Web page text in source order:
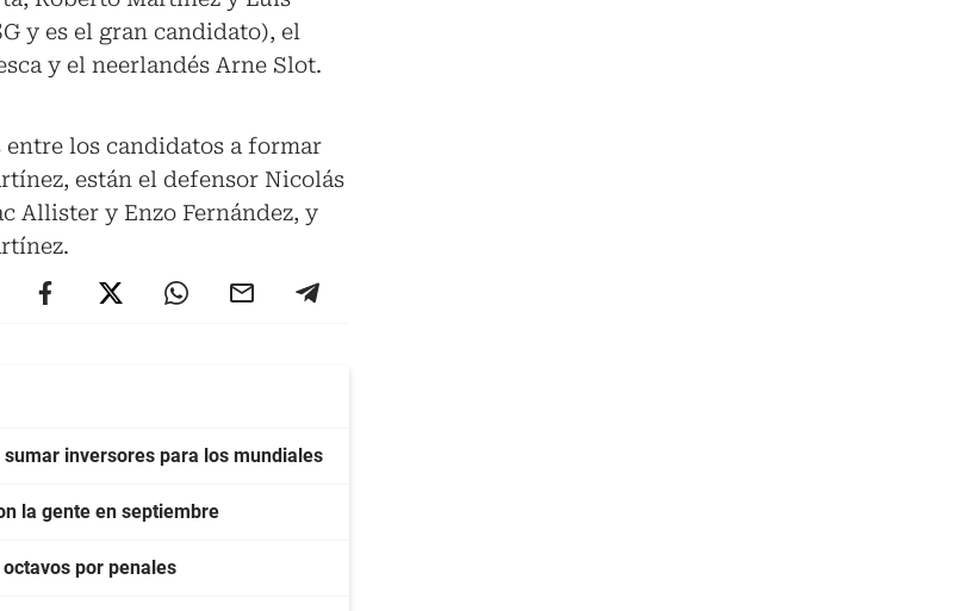
y es el gran candidato), el
y el neerlandés Arne Slot.
los candidatos a formar
están el defensor Nicolás
Allister y Enzo Fernández, y
inversores para los mundiales
la gente en septiembre
por penales